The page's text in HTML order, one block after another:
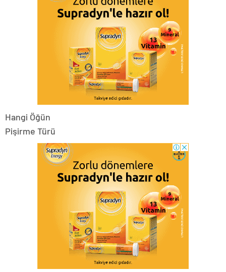
Hangi Öğün
Pişirme Türü